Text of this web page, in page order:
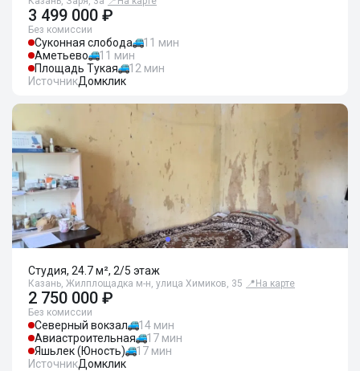
3 499 000 ₽
Без комиссии
Суконная слобода
11 мин
Аметьево
11 мин
Площадь Тукая
12 мин
ИсточникДомклик
Студия, 24.7 м², 2/5 этаж
Казань, Жилплощадка м-н, улица Химиков, 35 📍 На карте
2 750 000 ₽
Без комиссии
Северный вокзал
14 мин
Авиастроительная
17 мин
Яшьлек (Юность)
17 мин
ИсточникДомклик